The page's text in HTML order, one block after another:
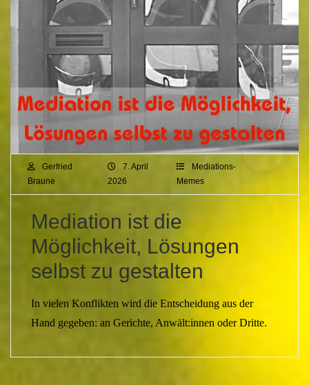
Gerfried
Braune
7. April
2026
Mediations-
Memes
Mediation ist die
Möglichkeit, Lösungen
selbst zu gestalten
In vielen Konflikten wird die Entscheidung aus der
Hand gegeben: an Gerichte, Anwält:innen oder Dritte.